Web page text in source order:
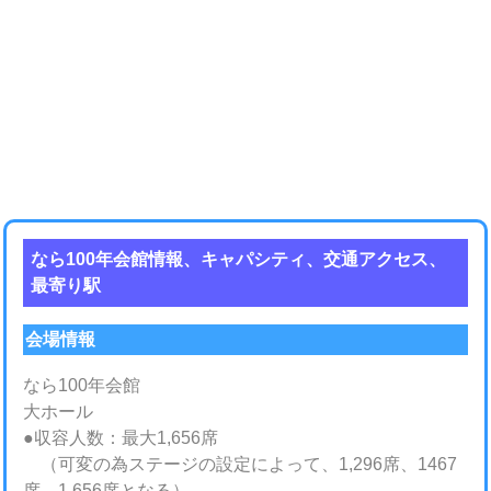
なら100年会館情報、キャパシティ、交通アクセス、
最寄り駅
会場情報
なら100年会館
大ホール
●収容人数：最大1,656席
（可変の為ステージの設定によって、1,296席、1467